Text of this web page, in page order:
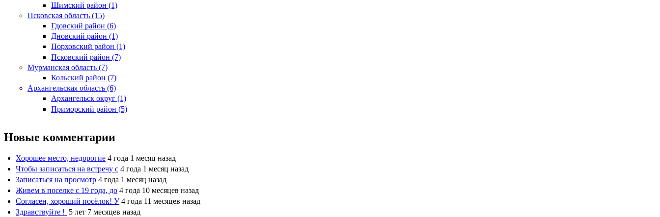
Шимский район (1)
Псковская область (15)
Гдовский район (6)
Дновский район (1)
Порховский район (1)
Псковский район (7)
Мурманская область (7)
Кольский район (7)
Архангельская область (6)
Архангельск округ (1)
Приморский район (5)
Новые комментарии
Хорошее место, недорогие 4 года 1 месяц назад
Чтобы записаться на встречу с 4 года 1 месяц назад
Записаться на просмотр 4 года 1 месяц назад
Живем в поселке с 19 года, до 4 года 10 месяцев назад
Согласен, хороший посёлок! У 4 года 11 месяцев назад
Здравствуйте ! 5 лет 7 месяцев назад